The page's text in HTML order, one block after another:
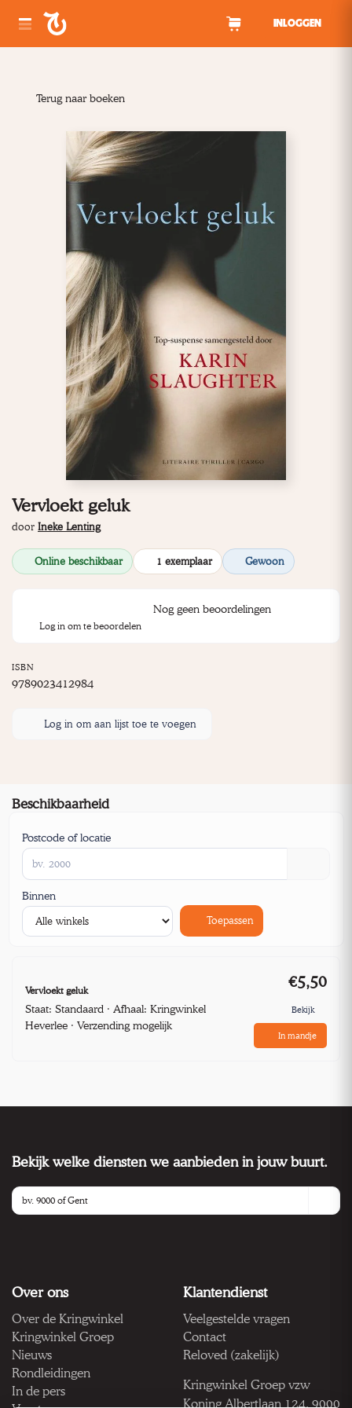
INLOGGEN
Terug naar boeken
Vervloekt geluk
door Ineke Lenting
Online beschikbaar 1 exemplaar Gewoon
Nog geen beoordelingen
Log in om te beoordelen
ISBN
9789023412984
Log in om aan lijst toe te voegen
Beschikbaarheid
Postcode of locatie
Binnen
Toepassen
Vervloekt geluk
Staat: Standaard · Afhaal: Kringwinkel
Heverlee · Verzending mogelijk
€5,50
Bekijk
In mandje
Bekijk welke diensten we aanbieden in jouw buurt.
Over ons
Over de Kringwinkel
Kringwinkel Groep
Nieuws
Rondleidingen
In de pers
Klantendienst
Veelgestelde vragen
Contact
Reloved (zakelijk)
Kringwinkel Groep vzw
Koning Albertlaan 124, 9000